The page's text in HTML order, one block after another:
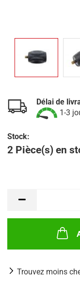
Délai de
1-3
Stock:
2 Pièce(s) en
Trouvez moins